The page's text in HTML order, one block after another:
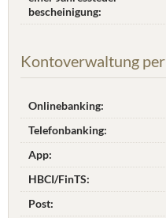
bescheinigung:
Kontoverwaltung per
Onlinebanking:
Telefonbanking:
App:
HBCI/FinTS:
Post: